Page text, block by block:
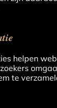
helpen
te